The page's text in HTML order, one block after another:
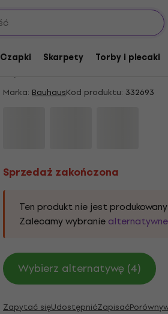
Czapki Skarpety Torby i plecaki
Sprzedaż zakończona
Bauhaus The Sky's Gone
Marka: BauhausKod produktu: 332693
Sprzedaż zakończona
Ten produkt nie jest
Zalecamy wybranie
Wybierz alternatywę (4)
Zapytać sięUdostępnićZapisać